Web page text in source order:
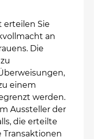
Sie
an
Die
einem
werden.
Aussteller der
die erteilte
Transaktionen